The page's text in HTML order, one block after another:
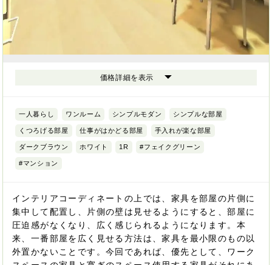
価格詳細を表示
一人暮らし ワンルーム シンプルモダン シンプルな部屋
くつろげる部屋 仕事がはかどる部屋 手入れが楽な部屋
ダークブラウン ホワイト 1R #フェイクグリーン
#マンション
インテリアコーディネートの上では、家具を部屋の片側に
集中して配置し、片側の壁は見せるようにすると、部屋に
圧迫感がなくなり、広く感じられるようになります。本
来、一番部屋を広く見せる方法は、家具を最小限のもの以
外置かないことです。今回であれば、優先として、ワーク